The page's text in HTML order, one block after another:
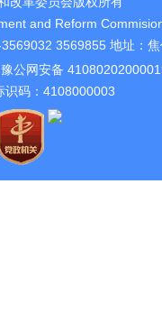
and Reform
3569855 地址：
豫公网安备
识码：4108000003